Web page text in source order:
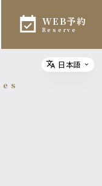
WEB予約
reserve
Select
日本語